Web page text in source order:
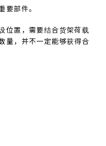
要部件。
位置，需要结合货架荷载
量，并不一定能够获得合